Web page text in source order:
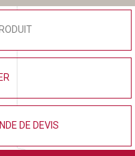
DE DEVIS